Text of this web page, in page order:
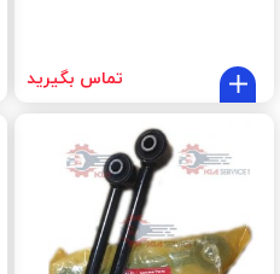
تماس بگیرید